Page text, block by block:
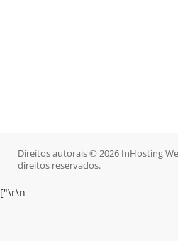
Direitos autorais © 2026 InHosting
direitos reservados.
["\r\n